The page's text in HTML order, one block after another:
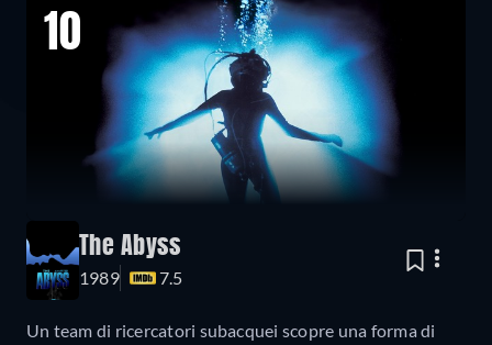
10
The Abyss
1989 7.5
Un team di ricercatori subacquei scopre una forma di